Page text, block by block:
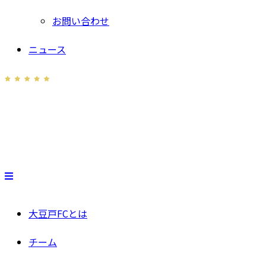
お問い合わせ
ニュース
大豆戸FCとは
チーム